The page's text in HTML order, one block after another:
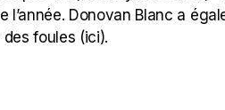
Donovan Blanc a
foules (ici).